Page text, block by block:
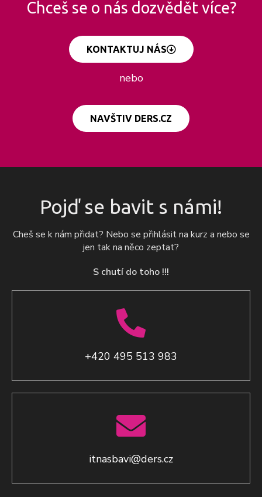
Chceš se o nás dozvědět více?
KONTAKTUJ NÁS
nebo
NAVŠTIV DERS.CZ
Pojď se bavit s námi!
Cheš se k nám přidat? Nebo se přihlásit na kurz a nebo se
jen tak na něco zeptat?
S chutí do toho !!!
+420 495 513 983
itnasbavi@ders.cz